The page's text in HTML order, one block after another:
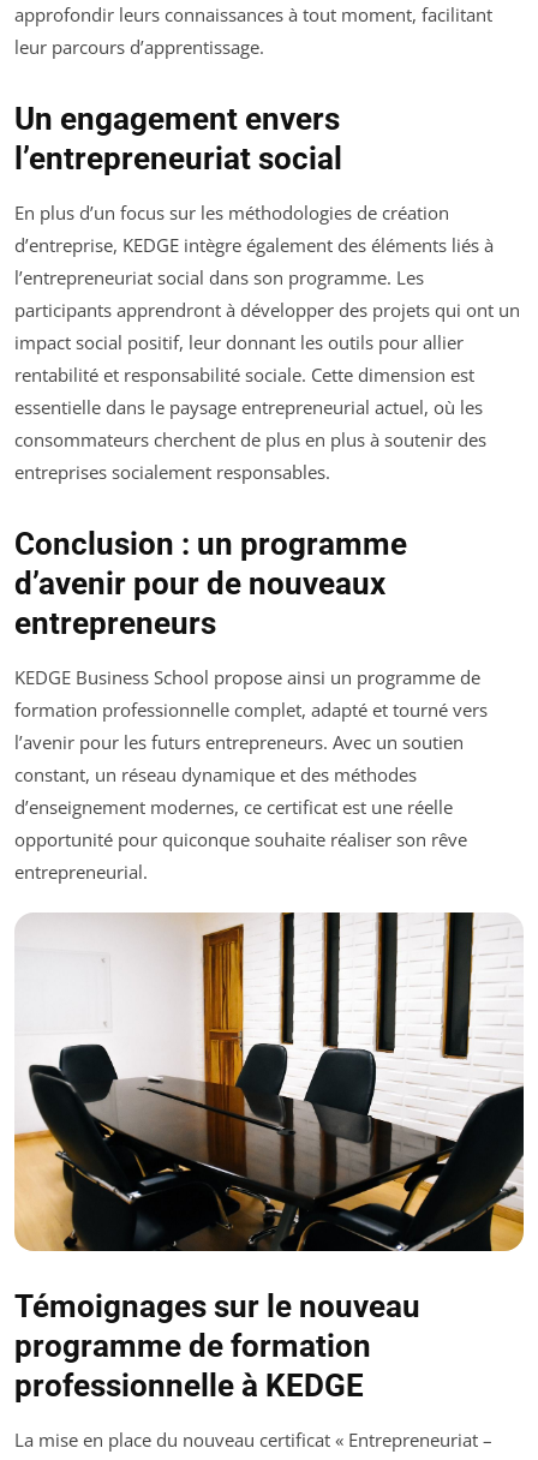
approfondir leurs connaissances à tout moment, facilitant
leur parcours d’apprentissage.
Un engagement envers
l’entrepreneuriat social
En plus d’un focus sur les méthodologies de création
d’entreprise, KEDGE intègre également des éléments liés à
l’entrepreneuriat social dans son programme. Les
participants apprendront à développer des projets qui ont un
impact social positif, leur donnant les outils pour allier
rentabilité et responsabilité sociale. Cette dimension est
essentielle dans le paysage entrepreneurial actuel, où les
consommateurs cherchent de plus en plus à soutenir des
entreprises socialement responsables.
Conclusion : un programme
d’avenir pour de nouveaux
entrepreneurs
KEDGE Business School propose ainsi un programme de
formation professionnelle complet, adapté et tourné vers
l’avenir pour les futurs entrepreneurs. Avec un soutien
constant, un réseau dynamique et des méthodes
d’enseignement modernes, ce certificat est une réelle
opportunité pour quiconque souhaite réaliser son rêve
entrepreneurial.
Témoignages sur le nouveau
programme de formation
professionnelle à KEDGE
La mise en place du nouveau certificat « Entrepreneuriat –